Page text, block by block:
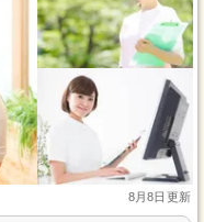
8月8日更新